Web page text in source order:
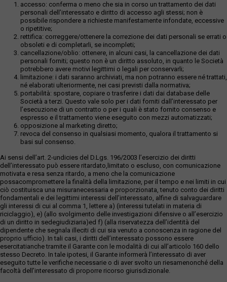
accesso: conferma o meno che sia in corso un trattamento dei dati
personali dell’interessato e diritto di accesso agli stessi; non è
possibile rispondere a richieste manifestamente infondate, eccessive
o ripetitive;
rettifica: correggere/ottenere la correzione dei dati personali se errati o
obsoleti e di completarli, se incompleti;
cancellazione/oblio: ottenere, in alcuni casi, la cancellazione dei dati
personali forniti; questo non è un diritto assoluto, in quanto le Società
potrebbero avere motivi legittimi o legali per conservarli;
limitazione: i dati saranno archiviati, ma non potranno essere né trattati,
né elaborati ulteriormente, nei casi previsti dalla normativa;
portabilità: spostare, copiare o trasferire i dati dai database delle
Società a terzi. Questo vale solo per i dati forniti dall’interessato per
l’esecuzione di un contratto o per i quali è stato fornito consenso e
espresso e il trattamento viene eseguito con mezzi automatizzati;
opposizione al marketing diretto;
revoca del consenso in qualsiasi momento, qualora il trattamento si
basi sul consenso.
Ai sensi dell’art. 2-undicies del D.Lgs. 196/2003 l’esercizio dei diritti
dell’interessato può essere ritardato,limitato o escluso, con comunicazione
motivata e resa senza ritardo, a meno che la comunicazione
possacompromettere la finalità della limitazione, per il tempo e nei limiti in cui
ciò costituisca una misuranecessaria e proporzionata, tenuto conto dei diritti
fondamentali e dei legittimi interessi dell’interessato, alfine di salvaguardare
gli interessi di cui al comma 1, lettere a) (interessi tutelati in materia di
riciclaggio), e) (allo svolgimento delle investigazioni difensive o all’esercizio
di un diritto in sedegiudiziaria)ed f) (alla riservatezza dell’identità del
dipendente che segnala illeciti di cui sia venuto a conoscenza in ragione del
proprio ufficio). In tali casi, i diritti dell’interessato possono essere
esercitatianche tramite il Garante con le modalità di cui all’articolo 160 dello
stesso Decreto. In tale ipotesi, il Garante informerà l’interessato di aver
eseguito tutte le verifiche necessarie o di aver svolto un riesamenonché della
facoltà dell’interessato di proporre ricorso giurisdizionale.